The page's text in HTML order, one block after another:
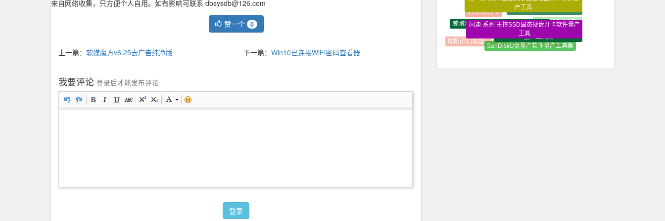
来自网络收集，只方便个人自用。如有影响可联系 dbsysdb@126.com
赞一个 0
上一篇： 软媒魔方v6.25去广告纯净版 下一篇： Win10已连接WiFi密码查看器
我要评论 登录后才能发布评论
登录
卡软件量产工具
威刚XPG GAMMIX S70 BLADE修复
闪迪-系列 主控SSD固态硬盘开卡软件量产
工具
芯邦(Chipsbank)U盘量产软件
量产工具集
Win7_32+64位_
纯净版
联阳(iTE)联盛(UT)U盘量产软件量产工具集
SanDiskU盘量产软件量产工具集
智微-系列 主控SSD固态硬盘开
卡软件量产工具